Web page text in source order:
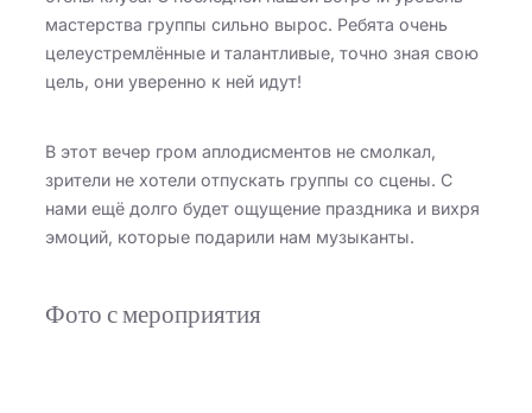
мастерства группы сильно вырос. Ребята очень
целеустремлённые и талантливые, точно зная свою
цель, они уверенно к ней идут!
В этот вечер гром аплодисментов не смолкал,
зрители не хотели отпускать группы со сцены. С
нами ещё долго будет ощущение праздника и вихря
эмоций, которые подарили нам музыканты.
Фото с мероприятия